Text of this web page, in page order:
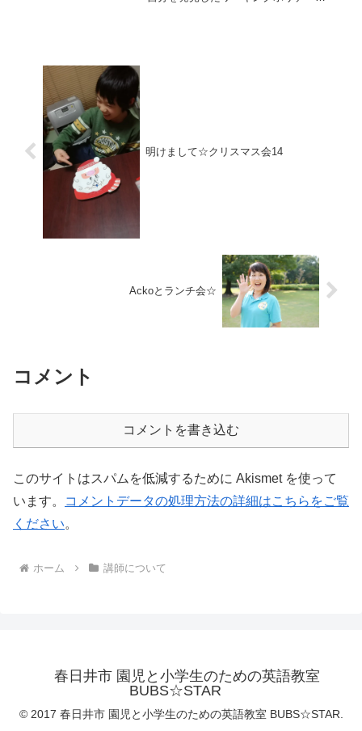
明けまして☆クリスマス会14
Ackoとランチ会☆
コメント
コメントを書き込む
このサイトはスパムを低減するために Akismet を使って
います。
コメントデータの処理方法の詳細はこちらをご覧
ください。
ホーム 講師について
春日井市 園児と小学生のための英語教室
BUBS☆STAR
© 2017 春日井市 園児と小学生のための英語教室 BUBS☆STAR.